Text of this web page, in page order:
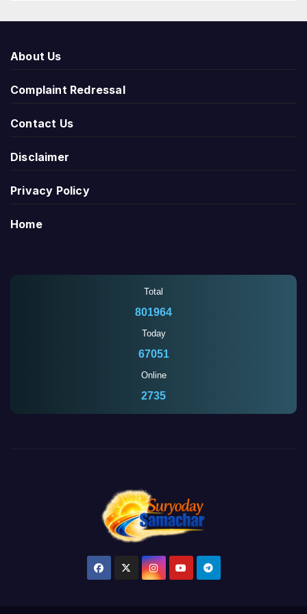
About Us
Complaint Redressal
Contact Us
Disclaimer
Privacy Policy
Home
Total
801964
Today
67051
Online
2735